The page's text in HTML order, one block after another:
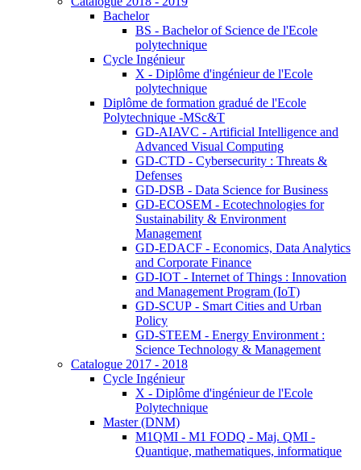
Bachelor
BS - Bachelor of Science de l'Ecole
polytechnique
Cycle Ingénieur
X - Diplôme d'ingénieur de l'Ecole
polytechnique
Diplôme de formation gradué de l'Ecole
Polytechnique -MSc&T
GD-AIAVC - Artificial Intelligence and
Advanced Visual Computing
GD-CTD - Cybersecurity : Threats &
Defenses
GD-DSB - Data Science for Business
GD-ECOSEM - Ecotechnologies for
Sustainability & Environment
Management
GD-EDACF - Economics, Data Analytics
and Corporate Finance
GD-IOT - Internet of Things : Innovation
and Management Program (IoT)
GD-SCUP - Smart Cities and Urban
Policy
GD-STEEM - Energy Environment :
Science Technology & Management
Catalogue 2017 - 2018
Cycle Ingénieur
X - Diplôme d'ingénieur de l'Ecole
Polytechnique
Master (DNM)
M1QMI - M1 FODQ - Maj. QMI -
Quantique, mathematiques, informatique